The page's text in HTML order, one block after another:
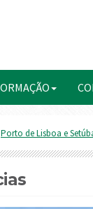
FORMAÇÃO
Porto de Lisboa e